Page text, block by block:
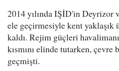
2014 yılında IŞİD'in
ele geçirmesiyle kent yaklaşık
kaldı. Rejim güçleri
kısmını elinde tutarken,
geçmişti.